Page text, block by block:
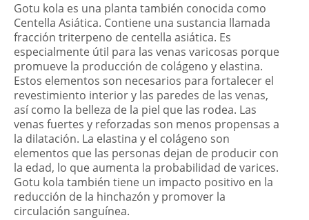
Gotu kola es una planta también conocida como
Centella Asiática. Contiene una sustancia llamada
fracción triterpeno de centella asiática. Es
especialmente útil para las venas varicosas porque
promueve la producción de colágeno y elastina.
Estos elementos son necesarios para fortalecer el
revestimiento interior y las paredes de las venas,
así como la belleza de la piel que las rodea. Las
venas fuertes y reforzadas son menos propensas a
la dilatación. La elastina y el colágeno son
elementos que las personas dejan de producir con
la edad, lo que aumenta la probabilidad de varices.
Gotu kola también tiene un impacto positivo en la
reducción de la hinchazón y promover la
circulación sanguínea.